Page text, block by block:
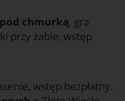
chmurką, gra
przy żabie, wstęp
wstęp bezpłatny.